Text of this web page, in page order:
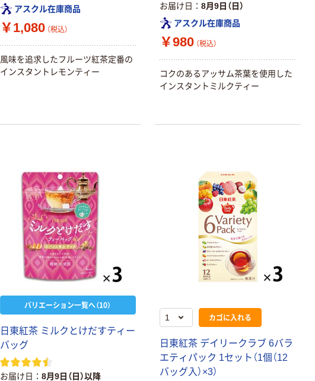
アスクル在庫商品
￥1,080 （税込）
風味を追求したフルーツ紅茶定番の
インスタントレモンティー
お届け日
8月9日（日）
アスクル在庫商品
￥980 （税込）
コクのあるアッサム茶葉を使用した
インスタントミルクティー
バリエーション一覧へ（10）
日東紅茶 ミルクとけだすティー
バッグ
お届け日 8月9日（日）以降
カゴに入れる
日東紅茶 デイリークラブ 6バラ
エティパック 1セット（1個（12
バッグ入）×3）